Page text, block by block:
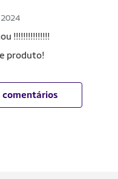
!!!!!!!!!!!!!!!
produto!
comentários